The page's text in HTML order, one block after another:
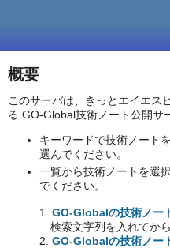
概要
このサーバは、きっとエイエス
る GO-Global技術ノート公開サ
キーワードで技術ノート
選んでください。
一覧から技術ノートを選
でください。
1. GO-Globalの技術ノー
検索文字列を入れてか
2. GO-Globalの技術ノー